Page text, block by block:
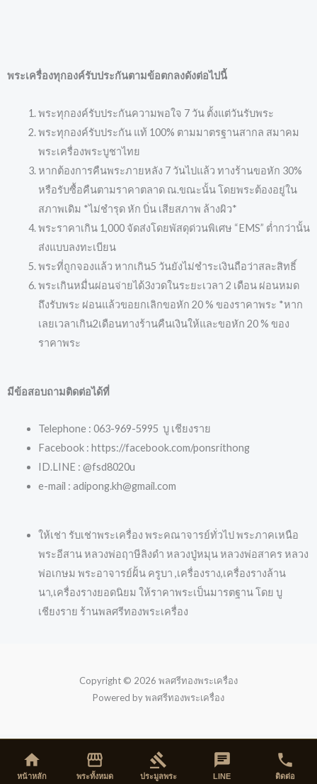
พระเครื่องทุกองค์รับประกันตามข้อตกลงดังต่อไปนี้
พระทุกองค์รับประกันความพอใจ 7 วัน ตั้งแต่วันรับพระ
พระทุกองค์รับประกัน แท้ 100% ตามมาตรฐานสากล สมาคม
พระเครื่องพระบูชาไทย
หากต้องการคืนพระภายหลัง 7 วันไปแล้ว ทางร้านขอหัก 30%
หรือรับซื้อคืนตามราคาตลาด ณ.ขณะนั้น โดยพระต้องอยู่ใน
สภาพเดิม *ไม่ชำรุด หัก บิ่น เสียสภาพ ล้างผิว*
พระราคาเกิน 1,000 จัดส่งโดยพัสดุด่วนพิเศษ “EMS” ต่ำกว่านั้น
ส่งแบบลงทะเบียน
พระที่ถูกจองแล้ว หากเกิน5 วันยังไม่ชำระเงินถือว่าสละสิทธิ์
พระเกินหมื่นผ่อนจ่ายได้3งวดในระยะเวลา 2 เดือน ผ่อนหมด
ถึงรับพระ ผ่อนแล้วขอยกเลิกขอหัก 20 % ของราคาพระ *หาก
เลยเวลาเกิน2เดือนทางร้านคืนเงินให้และขอหัก 20 % ของ
ราคาพระ
มีข้อสอบถามติดต่อได้ที่
Telephone : 063-969-5995 บู เชียงราย
Facebook : https://facebook.com/ponsrithong
ID.LINE : @fsd8020u
e-mail : adipong.kh@gmail.com
ให้เช่า รับเช่าพระเครื่อง พระคณาจารย์ทั่วไป พระภาคเหนือ
พระอีสาน หลวงพ่อฤาษีลิงดำ หลวงปู่หมุน หลวงพ่อสาคร หลวง
พ่อเกษม พระอาจารย์ฝั้น ครูบา ,เครื่องราง,เครื่องรางล้าน
นา,เครื่องรางยอดนิยม ให้ราคาพระเป็นมารตฐาน โดย บู
เชียงราย ร้านพลศรีทองพระเครื่อง
Copyright © 2026 พลศรีทองพระเครื่อง
Powered by พลศรีทองพระเครื่อง
home
หน้าหลัก
storefront
พระทั้งหมด
gavel
ประมูลพระ
chat
LINE
phone
ติดต่อ